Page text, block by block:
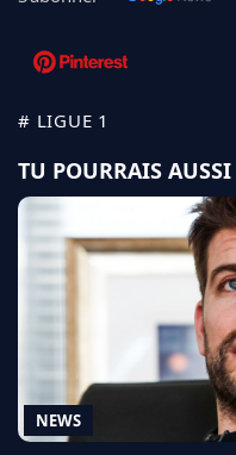
# LIGUE 1
TU POURRAIS
NEWS